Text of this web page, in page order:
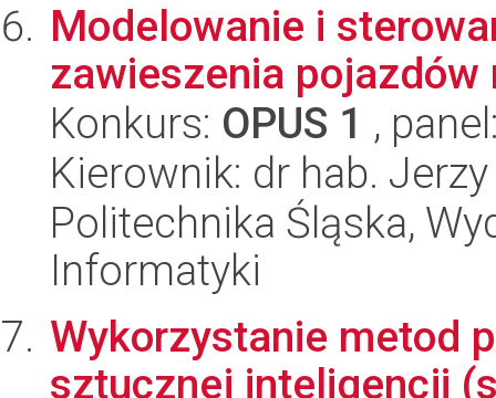
Modelowanie i
zawieszenia pojazdów
Konkurs: OPUS 1 ,
Kierownik: dr hab.
Politechnika Śląska,
Informatyki
Wykorzystanie metod
sztucznej inteligencji